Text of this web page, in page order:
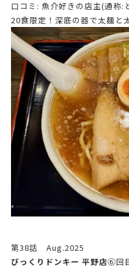
口コミ: 魚介好きの店主(通称:
20食限定！深底の器で太麺と
第38話 Aug.2025
びっくりドンキー 平野店➅回